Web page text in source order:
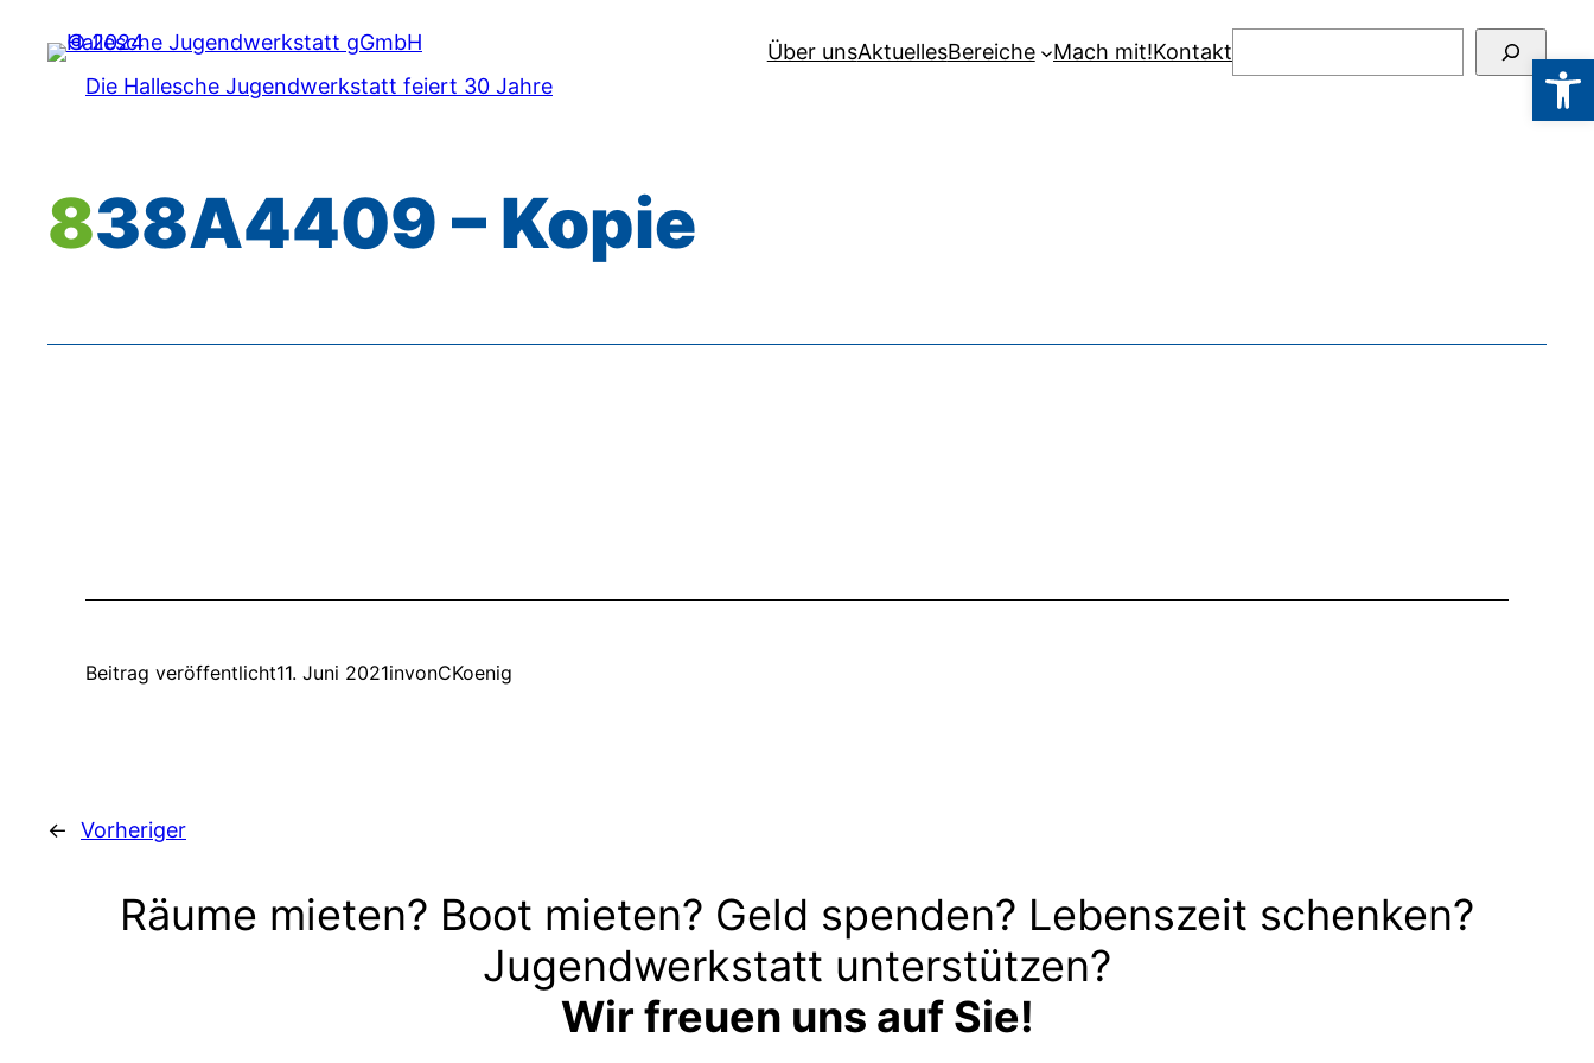
Zum
Über unsAktuellesBereiche Mach mit!Kontakt
Die Hallesche Jugendwerkstatt feiert 30 Jahre
838A4409 – Kopie
Beitrag veröffentlicht11. Juni 2021invonCKoenig
← Vorheriger
Räume mieten? Boot mieten? Geld spenden? Lebenszeit schenken?
Jugendwerkstatt unterstützen?
Wir freuen uns auf Sie!